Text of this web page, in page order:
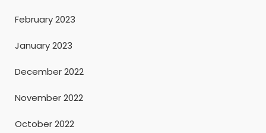
February 2023
January 2023
December 2022
November 2022
October 2022